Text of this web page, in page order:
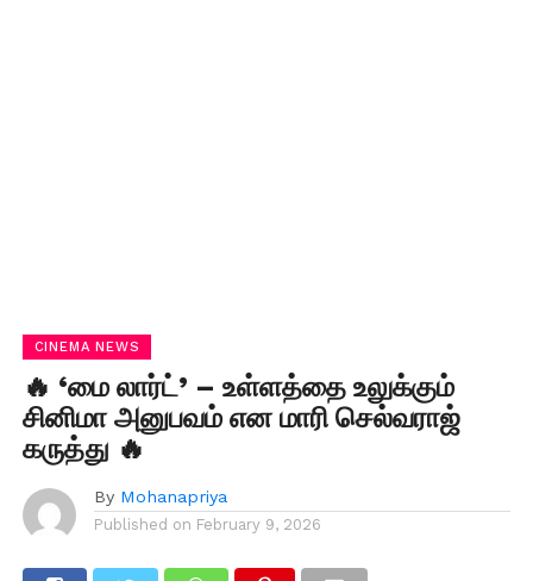
CINEMA NEWS
🔥 ‘மை லார்ட்’ – உள்ளத்தை உலுக்கும்
சினிமா அனுபவம் என மாரி செல்வராஜ்
கருத்து 🔥
By Mohanapriya
Published on February 9, 2026